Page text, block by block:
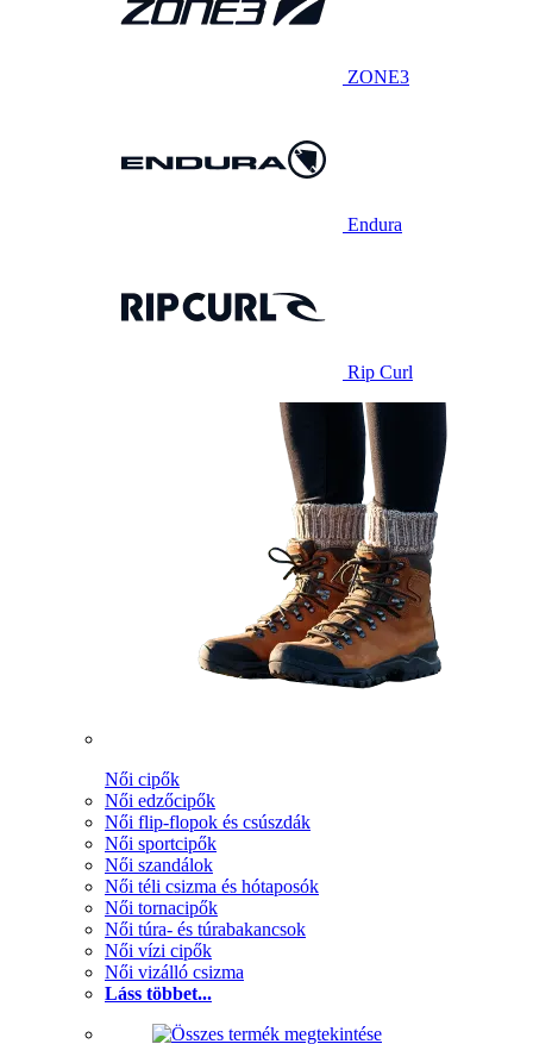
ZONE3
Endura
Rip Curl
Női cipők
Női edzőcipők
Női flip-flopok és csúszdák
Női sportcipők
Női szandálok
Női téli csizma és hótaposók
Női tornacipők
Női túra- és túrabakancsok
Női vízi cipők
Női vizálló csizma
Láss többet...